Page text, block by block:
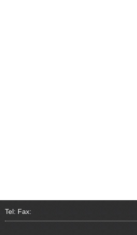
Tel: Fax: